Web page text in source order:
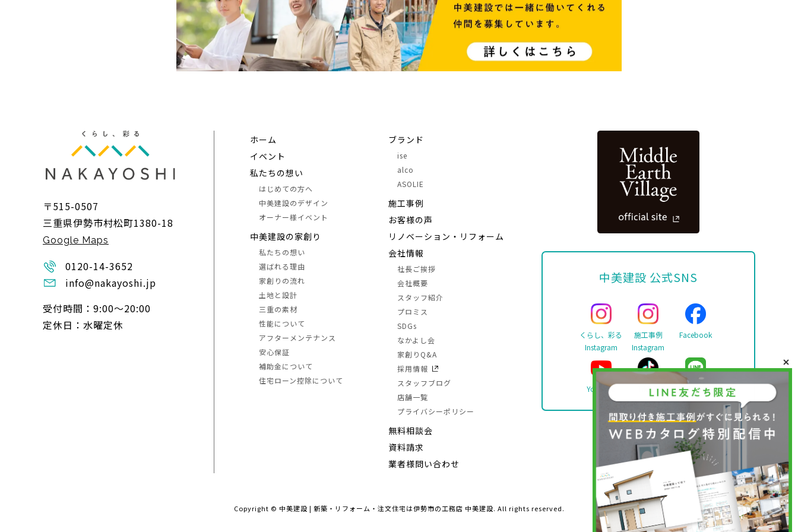
〒515-0507
三重県伊勢市村松町1380-18
Google Maps
0120-14-3652
info@nakayoshi.jp
受付時間：9:00〜20:00
定休日：水曜定休
ホーム
イベント
私たちの想い
はじめての方へ
中美建設のデザイン
オーナー様イベント
中美建設の家創り
私たちの想い
選ばれる理由
家創りの流れ
土地と設計
三重の素材
性能について
アフターメンテナンス
安心保証
補助金について
住宅ローン控除について
ブランド
ise
alco
ASOLIE
施⼯事例
お客様の声
リノベーション・リフォーム
会社情報
社長ご挨拶
会社概要
スタッフ紹介
プロミス
SDGs
なかよし会
家創りQ&A
採用情報
スタッフブログ
店舗一覧
プライバシーポリシー
無料相談会
資料請求
業者様問い合わせ
中美建設 公式SNS
くらし、彩る
Instagram
施工事例
Instagram
Facebook
YouTube TikTok LINE
Copyright © 中美建設 | 新築・リフォーム・注文住宅は伊勢市の工務店 中美建設. All rights reserved.